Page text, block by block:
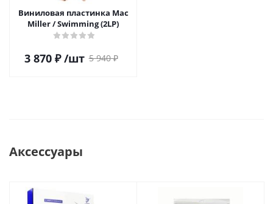
Виниловая пластинка Mac
Miller / Swimming (2LP)
3 870₽ /шт 5 940₽
Аксессуары